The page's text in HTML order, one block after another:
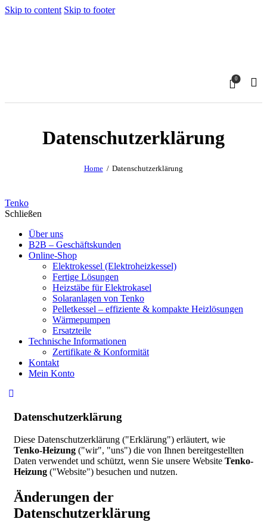
Skip to content Skip to footer
0
Datenschutzerklärung
Home Datenschutzerklärung
Tenko
Schließen
Über uns
B2B – Geschäftskunden
Online-Shop
Elektrokessel (Elektroheizkessel)
Fertige Lösungen
Heizstäbe für Elektrokasel
Solaranlagen von Tenko
Pelletkessel – effiziente & kompakte Heizlösungen
Wärmepumpen
Ersatzteile
Technische Informationen
Zertifikate & Konformität
Kontakt
Mein Konto
Datenschutzerklärung
Diese Datenschutzerklärung ("Erklärung") erläutert, wie
Tenko-Heizung ("wir", "uns") die von Ihnen bereitgestellten
Daten verwendet und schützt, wenn Sie unsere Website Tenko-
Heizung ("Website") besuchen und nutzen.
Änderungen der
Datenschutzerklärung